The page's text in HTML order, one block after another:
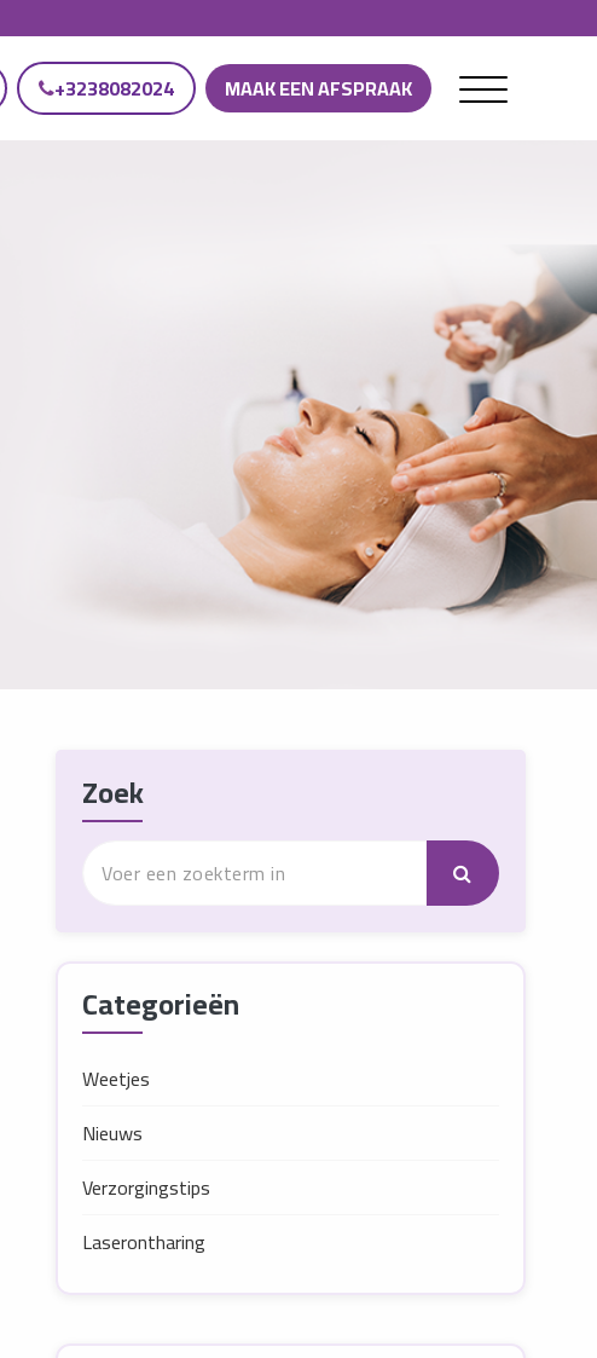
+3238082024 MAAK EEN AFSPRAAK
Zoek
Categorieën
Weetjes
Nieuws
Verzorgingstips
Laserontharing